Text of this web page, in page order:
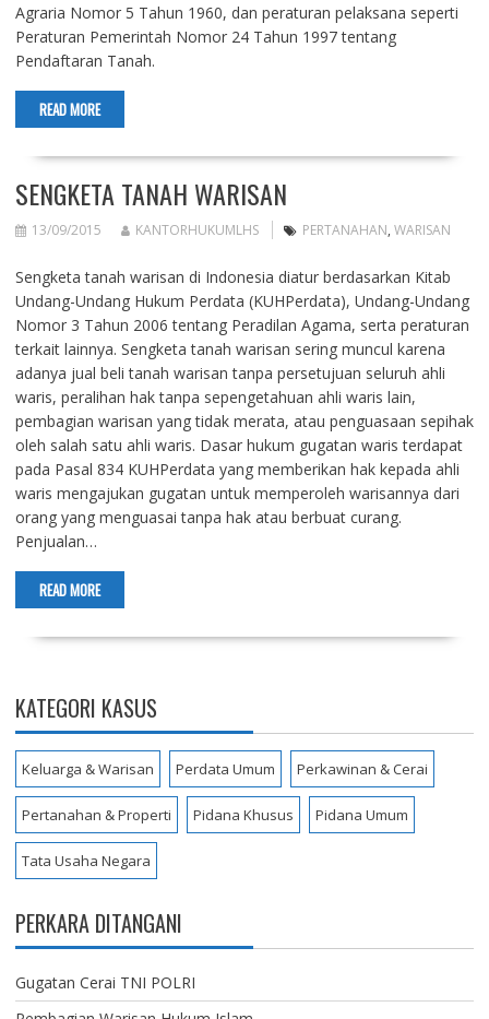
Agraria Nomor 5 Tahun 1960, dan peraturan pelaksana seperti
Peraturan Pemerintah Nomor 24 Tahun 1997 tentang
Pendaftaran Tanah.
READ MORE
SENGKETA TANAH WARISAN
13/09/2015 KANTORHUKUMLHS PERTANAHAN, WARISAN
Sengketa tanah warisan di Indonesia diatur berdasarkan Kitab
Undang-Undang Hukum Perdata (KUHPerdata), Undang-Undang
Nomor 3 Tahun 2006 tentang Peradilan Agama, serta peraturan
terkait lainnya. Sengketa tanah warisan sering muncul karena
adanya jual beli tanah warisan tanpa persetujuan seluruh ahli
waris, peralihan hak tanpa sepengetahuan ahli waris lain,
pembagian warisan yang tidak merata, atau penguasaan sepihak
oleh salah satu ahli waris. Dasar hukum gugatan waris terdapat
pada Pasal 834 KUHPerdata yang memberikan hak kepada ahli
waris mengajukan gugatan untuk memperoleh warisannya dari
orang yang menguasai tanpa hak atau berbuat curang.
Penjualan…
READ MORE
KATEGORI KASUS
Keluarga & Warisan Perdata Umum Perkawinan & Cerai
Pertanahan & Properti Pidana Khusus Pidana Umum
Tata Usaha Negara
PERKARA DITANGANI
Gugatan Cerai TNI POLRI